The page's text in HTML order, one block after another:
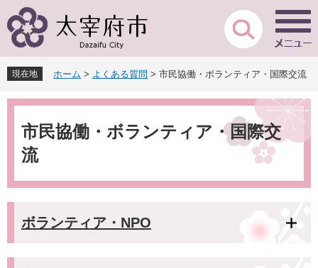
ー
先
頭
で
ニ
を
飛
ば
現在地 ホーム > よくある質問 > 市民協働・ボランティア・国際交流
本
市民協働・ボランティア・国際交
流
ボランティア・NPO